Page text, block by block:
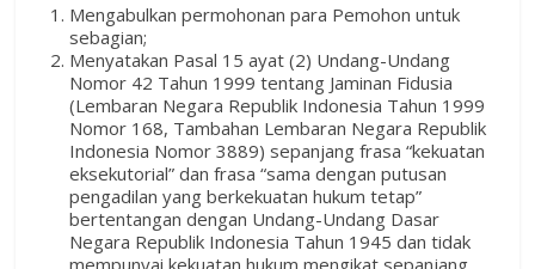
Mengabulkan permohonan para Pemohon untuk
sebagian;
Menyatakan Pasal 15 ayat (2) Undang-Undang
Nomor 42 Tahun 1999 tentang Jaminan Fidusia
(Lembaran Negara Republik Indonesia Tahun 1999
Nomor 168, Tambahan Lembaran Negara Republik
Indonesia Nomor 3889) sepanjang frasa “kekuatan
eksekutorial” dan frasa “sama dengan putusan
pengadilan yang berkekuatan hukum tetap”
bertentangan dengan Undang-Undang Dasar
Negara Republik Indonesia Tahun 1945 dan tidak
mempunyai kekuatan hukum mengikat sepanjang